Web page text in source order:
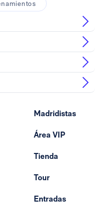
Madridistas
Área VIP
Tienda
Tour
Entradas